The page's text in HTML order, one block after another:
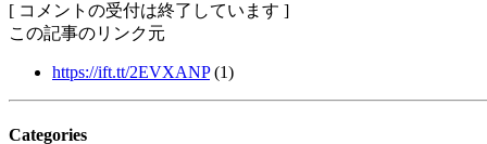
[ コメントの受付は終了しています ]
この記事のリンク元
https://ift.tt/2EVXANP(1)
Categories